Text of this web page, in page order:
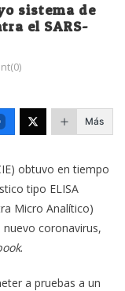
sistema de
el SARS-
Más
obtuvo en tiempo
tipo ELISA
Micro Analítico)
coronavirus,
.
a pruebas a un